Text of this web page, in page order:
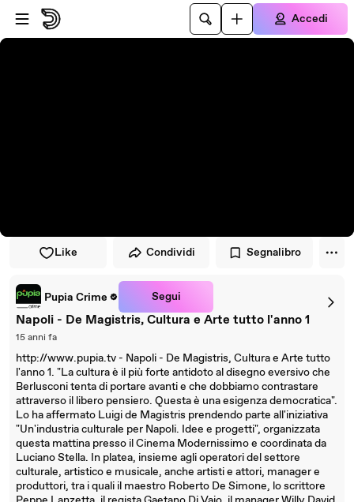
Vai al lettore
Passa al contenuto principale
Accedi
Like Condividi Segnalibro
Pupia Crime Segui
Napoli - De Magistris, Cultura e Arte tutto l'anno 1
15 anni fa
http://www.pupia.tv - Napoli - De Magistris, Cultura e Arte tutto
l'anno 1. "La cultura è il più forte antidoto al disegno eversivo che
Berlusconi tenta di portare avanti e che dobbiamo contrastare
attraverso il libero pensiero. Questa è una esigenza democratica".
Lo ha affermato Luigi de Magistris prendendo parte all'iniziativa
"Un'industria culturale per Napoli. Idee e progetti", organizzata
questa mattina presso il Cinema Modernissimo e coordinata da
Luciano Stella. In platea, insieme agli operatori del settore
culturale, artistico e musicale, anche artisti e attori, manager e
produttori, tra i quali il maestro Roberto De Simone, lo scrittore